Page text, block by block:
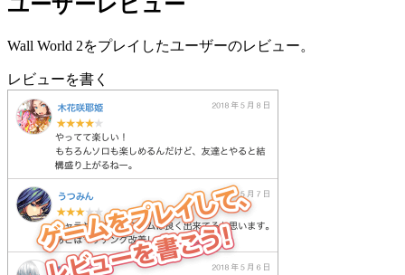
ユーザーレビュー
Wall World 2をプレイしたユーザーのレビュー。
レビューを書く